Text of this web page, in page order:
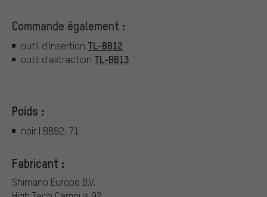
Commande également :
outil d'insertion TL-BB12
outil d'extraction TL-BB13
Poids :
noir | BB92: 71
Fabricant :
Shimano Europe B.V.